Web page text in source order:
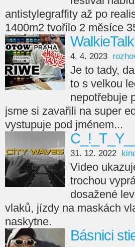
antistylegraffity až po
1400m2 tvořilo 2 měsíce
4. 4. 2023
Je to tady,
to s velkou
nepotřebuje
jsme si zavařili na super
vystupuje pod jménem...
31. 12. 2022
Video
trochou
dosažené
vlaků, jízdy na maskách
naskytne.
Básnici